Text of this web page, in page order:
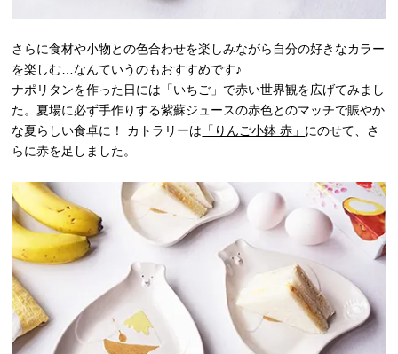
さらに食材や小物との色合わせを楽しみながら自分の好きなカラー
を楽しむ…なんていうのもおすすめです♪
ナポリタンを作った日には「いちご」で赤い世界観を広げてみまし
た。夏場に必ず手作りする紫蘇ジュースの赤色とのマッチで賑やか
な夏らしい食卓に！ カトラリーは 「りんご小鉢 赤」 にのせて、さ
らに赤を足しました。